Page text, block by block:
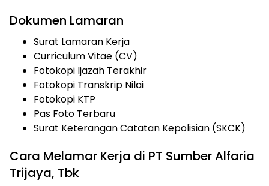
Dokumen Lamaran
Surat Lamaran Kerja
Curriculum Vitae (CV)
Fotokopi Ijazah Terakhir
Fotokopi Transkrip Nilai
Fotokopi KTP
Pas Foto Terbaru
Surat Keterangan Catatan Kepolisian (SKCK)
Cara Melamar Kerja di PT Sumber Alfaria
Trijaya, Tbk